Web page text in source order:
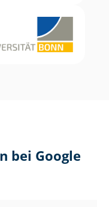
bei Google